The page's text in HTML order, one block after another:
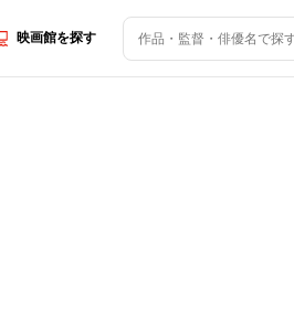
映画館を探す